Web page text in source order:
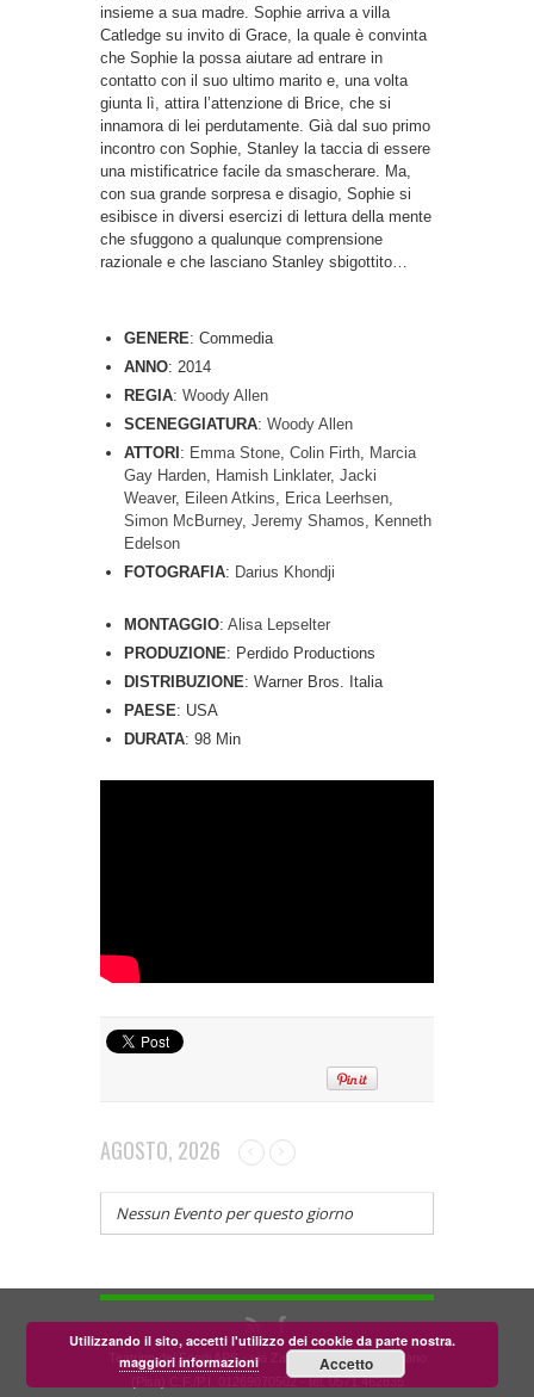
insieme a sua madre. Sophie arriva a villa
Catledge su invito di Grace, la quale è convinta
che Sophie la possa aiutare ad entrare in
contatto con il suo ultimo marito e, una volta
giunta lì, attira l’attenzione di Brice, che si
innamora di lei perdutamente. Già dal suo primo
incontro con Sophie, Stanley la taccia di essere
una mistificatrice facile da smascherare. Ma,
con sua grande sorpresa e disagio, Sophie si
esibisce in diversi esercizi di lettura della mente
che sfuggono a qualunque comprensione
razionale e che lasciano Stanley sbigottito…
GENERE: Commedia
ANNO: 2014
REGIA: Woody Allen
SCENEGGIATURA: Woody Allen
ATTORI : Emma Stone Colin Firth
Marcia
Gay Harden
Hamish Linklater, Jacki
Weaver, Eileen Atkins Erica Leerhsen
Simon McBurney, Jeremy Shamos
Kenneth
Edelson
FOTOGRAFIA: Darius Khondji
MONTAGGIO: Alisa Lepselter
PRODUZIONE: Perdido Productions
DISTRIBUZIONE: Warner Bros. Italia
PAESE: USA
DURATA: 98 Min
AGOSTO, 2026
Nessun Evento per questo giorno
Teatrino dei Fondi APS - via Zara, 58 56024 Corazzano
(Pisa) C.F./P.I. 01269070502 - tel. 0571.462835
Utilizzando il sito, accetti l'utilizzo dei cookie da parte nostra.
maggiori informazioni
Accetto